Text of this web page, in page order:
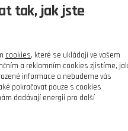
tak, jak jste
cookies, které se ukládají ve vašem
a reklamním cookies zjistíme, jak
informace a nebudeme vás
pokračovat pouze s cookies
dodávají energii pro další